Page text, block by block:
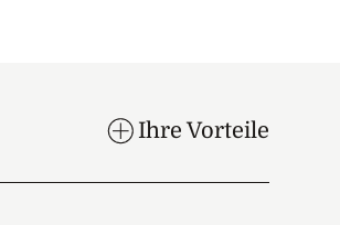
Ihre Vorteile